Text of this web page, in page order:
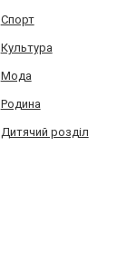
Спорт
Культура
Мода
Родина
Дитячий розділ